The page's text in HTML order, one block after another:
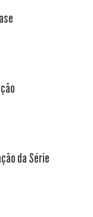
da Série